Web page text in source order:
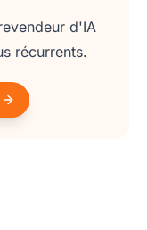
d'IA
récurrents.